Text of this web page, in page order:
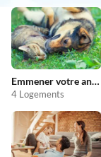
Emmener votre animal en vacances
4 Logements